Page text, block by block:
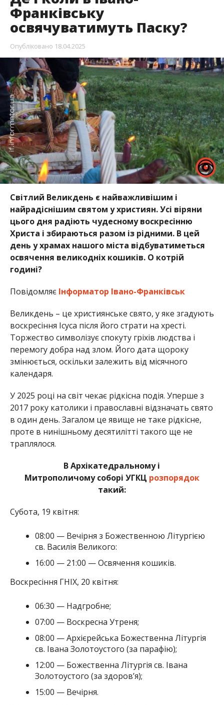
Франківську
освячуватимуть Паску?
Опубліковано 18.04.2025
Світлий Великдень є найважливішим і
найрадіснішим святом у християн. Усі віряни
цього дня радіють чудесному воскресінню
Христа і збираються разом із рідними. В цей
день у храмах нашого міста відбуватиметься
освячення великодніх кошиків. О котрій
годині?
Повідомляє Інформатор Івано-Франківськ
Великдень – це християнське свято, у яке згадують
воскресіння Ісуса після його страти на хресті.
Торжество символізує спокуту гріхів людства і
перемогу добра над злом. Його дата щороку
змінюється, оскільки залежить від місячного
календаря.
У 2025 році на світ чекає рідкісна подія. Уперше з
2017 року католики і православні відзначать свято
в один день. Загалом це явище не таке рідкісне,
проте в нинішньому десятилітті такого ще не
траплялося.
В Архікатедральному і
Митрополичому соборі УГКЦ розпорядок
такий:
Субота, 19 квітня:
08:00 — Вечірня з Божественною Літургією
св. Василія Великого:
16:00 — 21:00 — Освячення кошиків.
Воскресіння ГНІХ, 20 квітня:
06:30 — Надгробне;
07:00 — Воскресна Утреня;
08:00 — Архієрейська Божественна Літургія
св. Івана Золотоустого (за парафію);
12:00 — Божественна Літургія св. Івана
Золотоустого (за здоров’я);
15:00 — Вечірня.